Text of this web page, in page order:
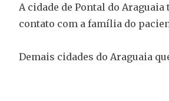
A cidade de Pontal do
contato com a família do
Demais cidades do Araguaia